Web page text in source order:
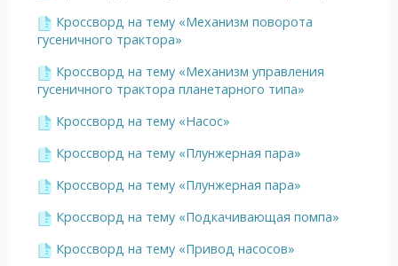
Кроссворд на тему «Механизм поворота
гусеничного трактора»
Кроссворд на тему «Механизм управления
гусеничного трактора планетарного типа»
Кроссворд на тему «Насос»
Кроссворд на тему «Плунжерная пара»
Кроссворд на тему «Плунжерная пара»
Кроссворд на тему «Подкачивающая помпа»
Кроссворд на тему «Привод насосов»